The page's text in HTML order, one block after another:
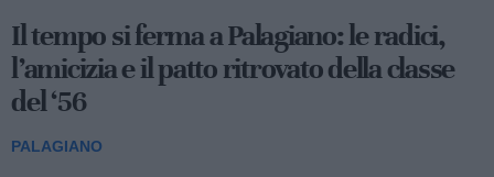
Mobilità sostenibile e sviluppo
territoriale: al via la fase operativa di
"Appia Bike Tour"
PALAGIANO